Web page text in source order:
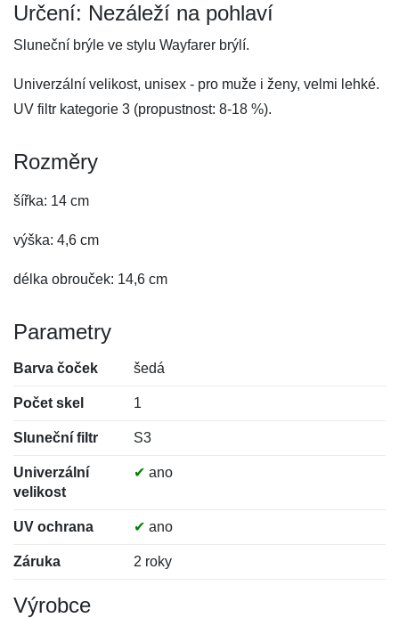
Určení: Nezáleží na pohlaví
Sluneční brýle ve stylu Wayfarer brýlí.
Univerzální velikost, unisex - pro muže i ženy, velmi lehké.
UV filtr kategorie 3 (propustnost: 8-18 %).
Rozměry
šířka: 14 cm
výška: 4,6 cm
délka obrouček: 14,6 cm
Parametry
Barva čoček šedá
Počet skel 1
Sluneční filtr S3
Univerzální
velikost
✔ ano
UV ochrana ✔ ano
Záruka 2 roky
Výrobce